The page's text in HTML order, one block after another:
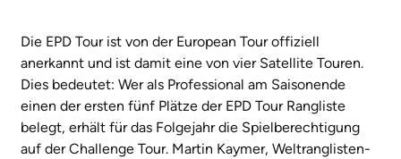
Die EPD Tour ist von der European Tour offiziell
anerkannt und ist damit eine von vier Satellite Touren.
Dies bedeutet: Wer als Professional am Saisonende
einen der ersten fünf Plätze der EPD Tour Rangliste
belegt, erhält für das Folgejahr die Spielberechtigung
auf der Challenge Tour. Martin Kaymer, Weltranglisten-